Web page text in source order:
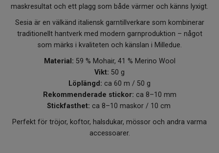
maskresultat och ett plagg som både värmer och känns lyxigt.
Sesia är en välkänd italiensk garntillverkare som kombinerar
traditionellt hantverk med modern garnproduktion – något
som märks i kvaliteten och känslan i Milledue.
Material: 59 % Mohair, 41 % Merino Wool
Vikt: 50 g
Löplängd: ca 60 m / 50 g
Rekommenderade stickor: ca 8–10 mm
Stickfasthet: ca 8–10 maskor / 10 cm
Perfekt för tröjor, koftor, halsdukar, mössor och andra varma
accessoarer.